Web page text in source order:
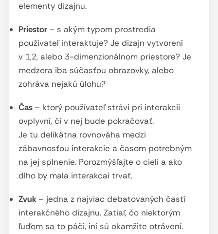
elementy dizajnu.
Priestor – s akým typom prostredia
používateľ interaktuje? Je dizajn vytvorení
v 1,2, alebo 3-dimenzionálnom priestore? Je
medzera iba súčasťou obrazovky, alebo
zohráva nejakú úlohu?
Čas – ktorý používateľ strávi pri interakcii
ovplyvní, či v nej bude pokračovať.
Je tu delikátna rovnováha medzi
zábavnosťou interakcie a časom potrebným
na jej splnenie. Porozmýšľajte o cieli a ako
dlho by mala interakcai trvať.
Zvuk – jedna z najviac debatovaných častí
interakčného dizajnu. Zatiaľ, čo niektorým
ľuďom sa to páči, iní sú okamžite otrávení.